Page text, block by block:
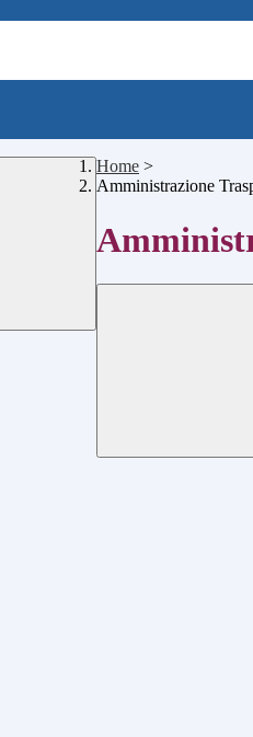
Home >
Amministrazione